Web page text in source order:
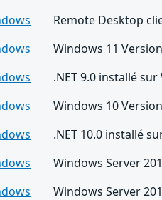
Remote Desktop
Windows 11
.NET 9.0 installé
Windows 10
.NET 10.0 installé
Windows Server
Windows Server